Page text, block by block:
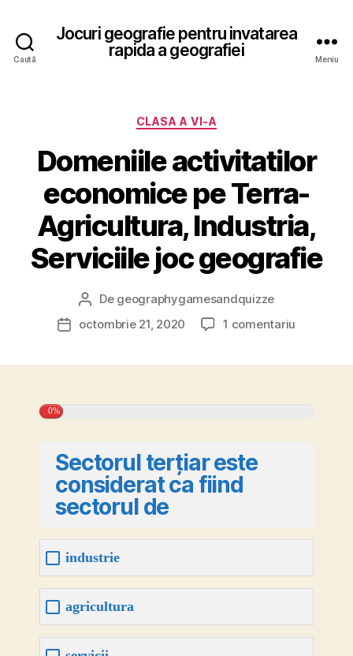
Caută
Jocuri geografie pentru invatarea
rapida a geografiei
Meniu
Categorii
CLASA A VI-A
Domeniile activitatilor
economice pe Terra-
Agricultura, Industria,
Serviciile joc geografie
Autor
articol
De geographygamesandquizze
Datăoctombrie 21, 2020 1 comentariu
0%
Sectorul terțiar este
considerat ca fiind
sectorul de
industrie
agricultura